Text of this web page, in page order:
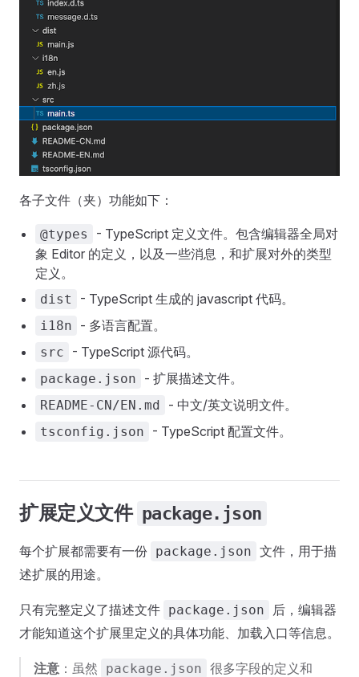
各子文件（夹）功能如下：
@types
- TypeScript 定义文件。包含编辑器全局对
象 Editor 的定义，以及一些消息，和扩展对外的类型
定义。
dist - TypeScript 生成的 javascript 代码。
i18n - 多语言配置。
src - TypeScript 源代码。
package.json - 扩展描述文件。
README-CN/EN.md - 中文/英文说明文件。
tsconfig.json - TypeScript 配置文件。
扩展定义文件 package.json
每个扩展都需要有一份 package.json 文件，用于描
述扩展的用途。
只有完整定义了描述文件 package.json
后，编辑器
才能知道这个扩展里定义的具体功能、加载入口等信息。
注意 ：虽然 package.json 很多字段的定义和